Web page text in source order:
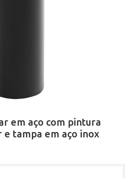
em aço com pintura
e tampa em aço inox